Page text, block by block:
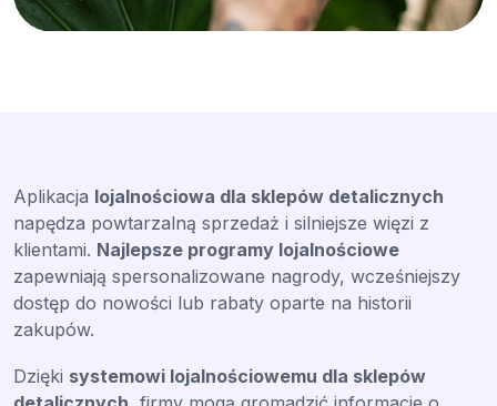
Aplikacja lojalnościowa dla sklepów detalicznych
napędza powtarzalną sprzedaż i silniejsze więzi z
klientami. Najlepsze programy lojalnościowe
zapewniają spersonalizowane nagrody, wcześniejszy
dostęp do nowości lub rabaty oparte na historii
zakupów.
Dzięki systemowi lojalnościowemu dla sklepów